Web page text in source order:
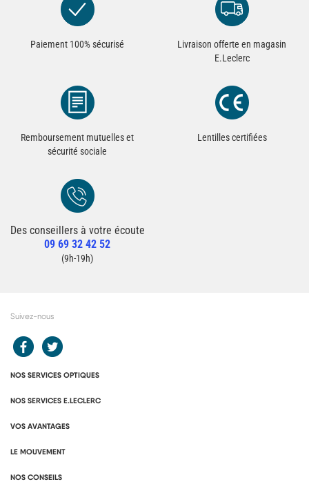
Paiement 100% sécurisé
Livraison offerte en magasin
E.Leclerc
Remboursement mutuelles et
sécurité sociale
Lentilles certifiées
Redirection vers la page Contact du site
Des conseillers à votre écoute
09 69 32 42 52
Contacter un conseiller
(9h-19h)
Suivez-nous
Redirection vers le compte Facebook E.Leclerc
NOS SERVICES OPTIQUES
NOS SERVICES E.LECLERC
VOS AVANTAGES
LE MOUVEMENT
NOS CONSEILS